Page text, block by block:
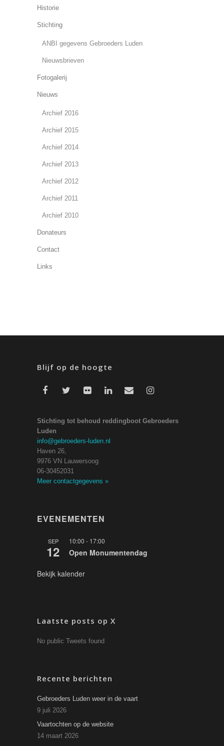
Historie
Stichting
ANBI gegevens Gebroeders Luden
Nieuwsbrieven
Fotogalerij
Nieuws
Archief 2016
Archief 2015
Archief 2014
Archief 2013
Archief 2012
Archief 2011
Archief 2010
Donateurs
Contact
Links
Blijf op de hoogte
Stichting tot behoud reddingboot Gebroeders
Luden
info@gebroeders-luden.nl
Haven 26,
9976 VN Lauwersoog
06-30452031
Meer contactgegevens »
EVENEMENTEN
SEP
12
10:00 - 17:00
Open Monumentendag
Bekijk kalender
Laatste posts op X
No public Tweets found
Recente berichten
Gebroeders Luden weer in de vaart
9 juli 2026
Vaartochten op de website
14 maart 2026